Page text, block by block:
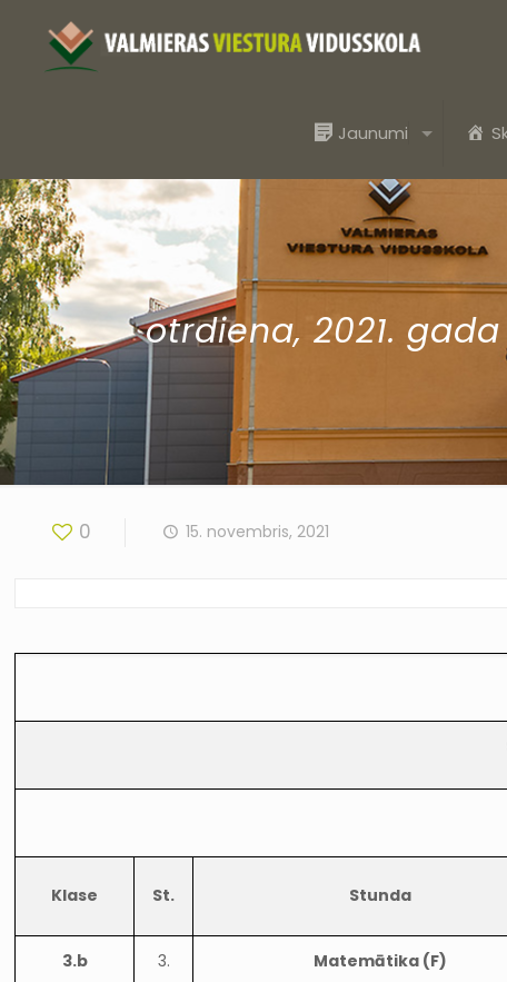
Jaunumi
otrdiena, 2021.
0 15. novembris, 2021
Klase St. Stunda
3.b 3. Matemātika (F)